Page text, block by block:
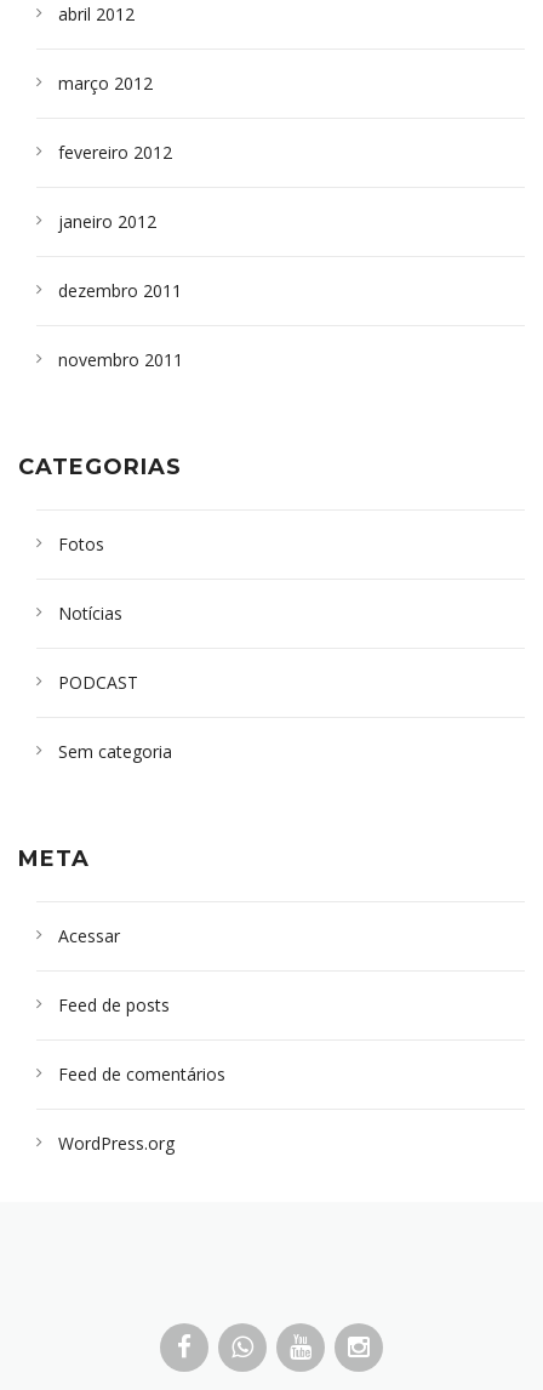
abril 2012
março 2012
fevereiro 2012
janeiro 2012
dezembro 2011
novembro 2011
CATEGORIAS
Fotos
Notícias
PODCAST
Sem categoria
META
Acessar
Feed de posts
Feed de comentários
WordPress.org